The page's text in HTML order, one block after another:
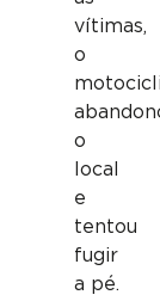
vítimas,
o
o
local
e
tentou
fugir
a pé.